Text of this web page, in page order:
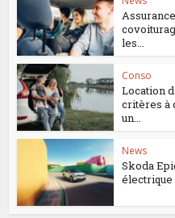
les...
Conso
Location
critères à
un...
News
Skoda
électrique